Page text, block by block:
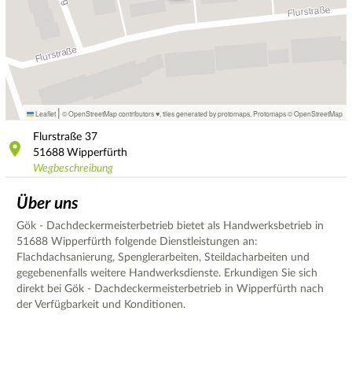
Leaflet | © OpenStreetMap contributors ♥, tiles generated by protomaps Protomaps©OpenStreetMap
Flurstraße 37
51688 Wipperfürth
Wegbeschreibung
Über uns
Gök - Dachdeckermeisterbetrieb bietet als Handwerksbetrieb in
51688 Wipperfürth folgende Dienstleistungen an:
Flachdachsanierung, Spenglerarbeiten, Steildacharbeiten und
gegebenenfalls weitere Handwerksdienste. Erkundigen Sie sich
direkt bei Gök - Dachdeckermeisterbetrieb in Wipperfürth nach
der Verfügbarkeit und Konditionen.